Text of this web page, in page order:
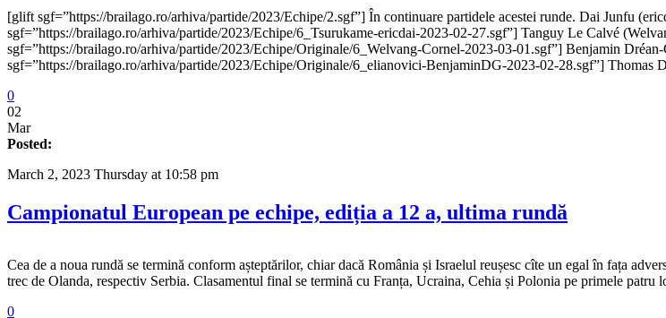
[glift sgf=”https://brailago.ro/arhiva/partide/2023/Echipe/2.sgf”] În continuare partidele acestei runde. Dai Junfu
sgf=”https://brailago.ro/arhiva/partide/2023/Echipe/6_Tsurukame-ericdai-2023-02-27.sgf”] Tanguy Le Calvé
sgf=”https://brailago.ro/arhiva/partide/2023/Echipe/Originale/6_Welvang-Cornel-2023-03-01.sgf”] Benjamin
sgf=”https://brailago.ro/arhiva/partide/2023/Echipe/Originale/6_elianovici-BenjaminDG-2023-02-28.sgf”]
0
02
Mar
Posted:
March 2, 2023 Thursday at 10:58 pm
Campionatul European pe echipe, ediția a 12 a, ultima rundă
Cea de a noua rundă se termină conform așteptărilor, chiar dacă România și Israelul reușesc cîte un egal în fața
trec de Olanda, respectiv Serbia. Clasamentul final se termină cu Franța, Ucraina, Cehia și Polonia pe primele
0